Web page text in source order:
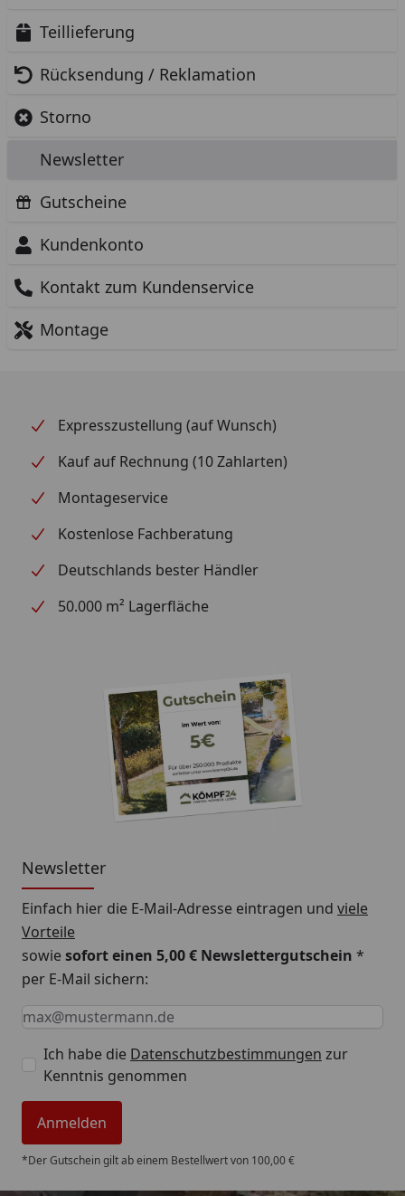
Teillieferung
Rücksendung / Reklamation
Storno
Newsletter
Gutscheine
Kundenkonto
Kontakt zum Kundenservice
Montage
Expresszustellung (auf Wunsch)
Kauf auf Rechnung (10 Zahlarten)
Montageservice
Kostenlose Fachberatung
Deutschlands bester Händler
50.000 m² Lagerfläche
Newsletter
Einfach hier die E-Mail-Adresse eintragen und viele
Vorteile
sowiesofort einen 5,00 € Newslettergutschein *
per E-Mail sichern:
Keine Eingabe erforderlich
Eingabe erforderlich
E-Mail *
Ich habe die Datenschutzbestimmungen zur
Kenntnis genommen
Anmelden
*Der Gutschein gilt ab einem Bestellwert von 100,00 €